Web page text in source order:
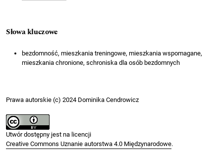
Słowa kluczowe
bezdomność, mieszkania treningowe, mieszkania wspomagane,
mieszkania chronione, schroniska dla osób bezdomnych
Prawa autorskie (c) 2024 Dominika Cendrowicz
Utwór dostępny jest na licencji
Creative Commons Uznanie autorstwa 4.0 Międzynarodowe.